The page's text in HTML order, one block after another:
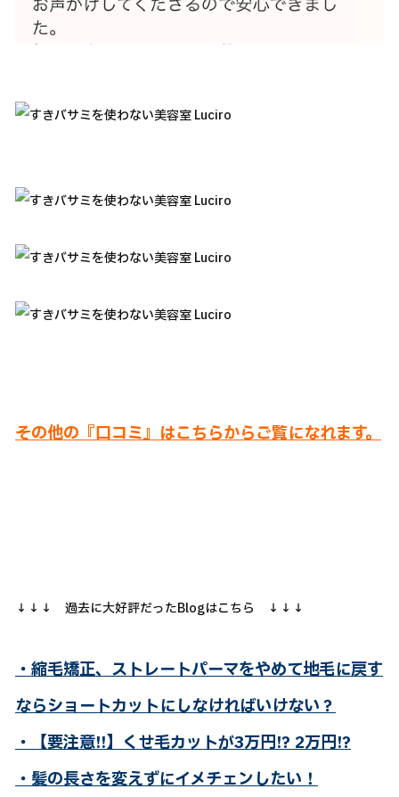
その他の『口コミ』はこちらからご覧になれます。
↓↓↓ 過去に大好評だったBlogはこちら ↓↓↓
・縮毛矯正、ストレートパーマをやめて地毛に戻す
ならショートカットにしなければいけない？
・【要注意!!】くせ毛カットが3万円!? 2万円!?
・髪の長さを変えずにイメチェンしたい！